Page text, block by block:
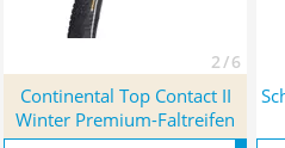
2 / 6
Continental Top Contact II
Winter Premium-Faltreifen